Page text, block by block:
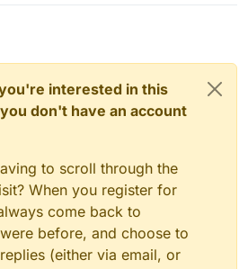
interested in this
don't have an account
to scroll through the
When you register for
come back to
before, and choose to
(either via email, or